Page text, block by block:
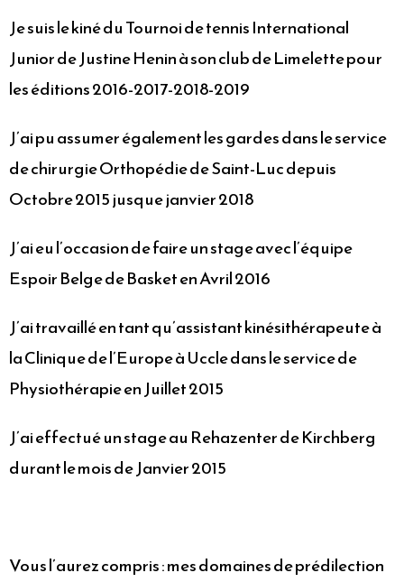
Je suis le kiné du Tournoi de tennis International
Junior de Justine Henin à son club de Limelette pour
les éditions 2016-2017-2018-2019
J’ai pu assumer également les gardes dans le service
de chirurgie Orthopédie de Saint-Luc depuis
Octobre 2015 jusque janvier 2018
J’ai eu l’occasion de faire un stage avec l’équipe
Espoir Belge de Basket en Avril 2016
J’ai travaillé en tant qu’assistant kinésithérapeute à
la Clinique de l’Europe à Uccle dans le service de
Physiothérapie en Juillet 2015
J’ai effectué un stage au Rehazenter de Kirchberg
durant le mois de Janvier 2015
Vous l’aurez compris : mes domaines de prédilection